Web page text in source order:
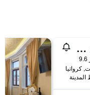
جوديتا بالاس هيرتيدج هوتل